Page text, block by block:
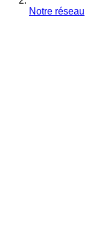
Notre réseau